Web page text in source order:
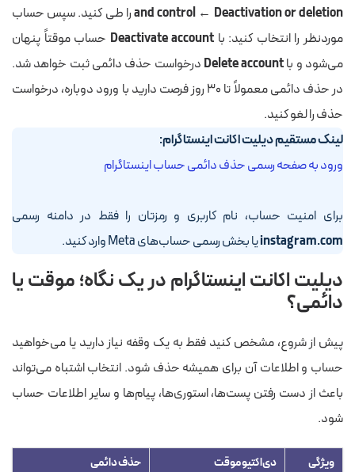
and control ← Deactivation or deletionرا طی کنید. سپس حساب
موردنظر را انتخاب کنید: با Deactivate account حساب موقتاً پنهان
می‌شود و باDelete account درخواست حذف دائمی ثبت خواهد شد.
در حذف دائمی معمولاً تا ۳۰ روز فرصت دارید با ورود دوباره، درخواست
حذف را لغو کنید.
لینک مستقیم دیلیت اکانت اینستاگرام:
ورود به صفحه رسمی حذف دائمی حساب اینستاگرام
برای امنیت حساب، نام کاربری و رمزتان را فقط در دامنه رسمی
instagram.comیا بخش رسمی حساب‌های Meta وارد کنید.
دیلیت اکانت اینستاگرام در یک نگاه؛ موقت یا
دائمی؟
پیش از شروع، مشخص کنید فقط به یک وقفه نیاز دارید یا می‌خواهید
حساب و اطلاعات آن برای همیشه حذف شود. انتخاب اشتباه می‌تواند
باعث از دست رفتن پست‌ها، استوری‌ها، پیام‌ها و سایر اطلاعات حساب
شود.
ویژگی دی‌اکتیو موقت
حذف دائمی